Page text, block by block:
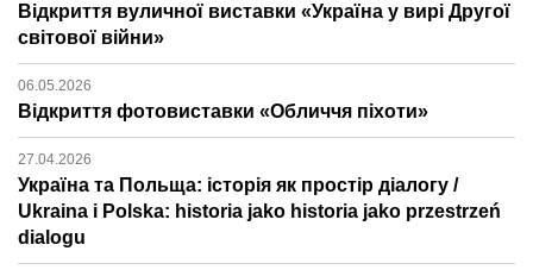
Відкриття вуличної виставки «Україна у вирі Другої
світової війни»
06.05.2026
Відкриття фотовиставки «Обличчя піхоти»
27.04.2026
Україна та Польща: історія як простір діалогу /
Ukraina i Polska: historia jako historia jako przestrzeń
dialogu